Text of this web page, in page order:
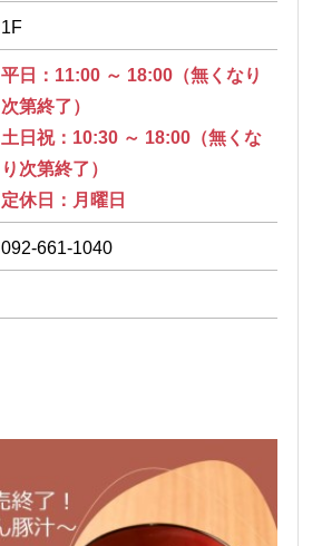
1F
平日：11:00 ～ 18:00（無くなり
次第終了）
土日祝：10:30 ～ 18:00（無くな
り次第終了）
定休日：月曜日
092-661-1040